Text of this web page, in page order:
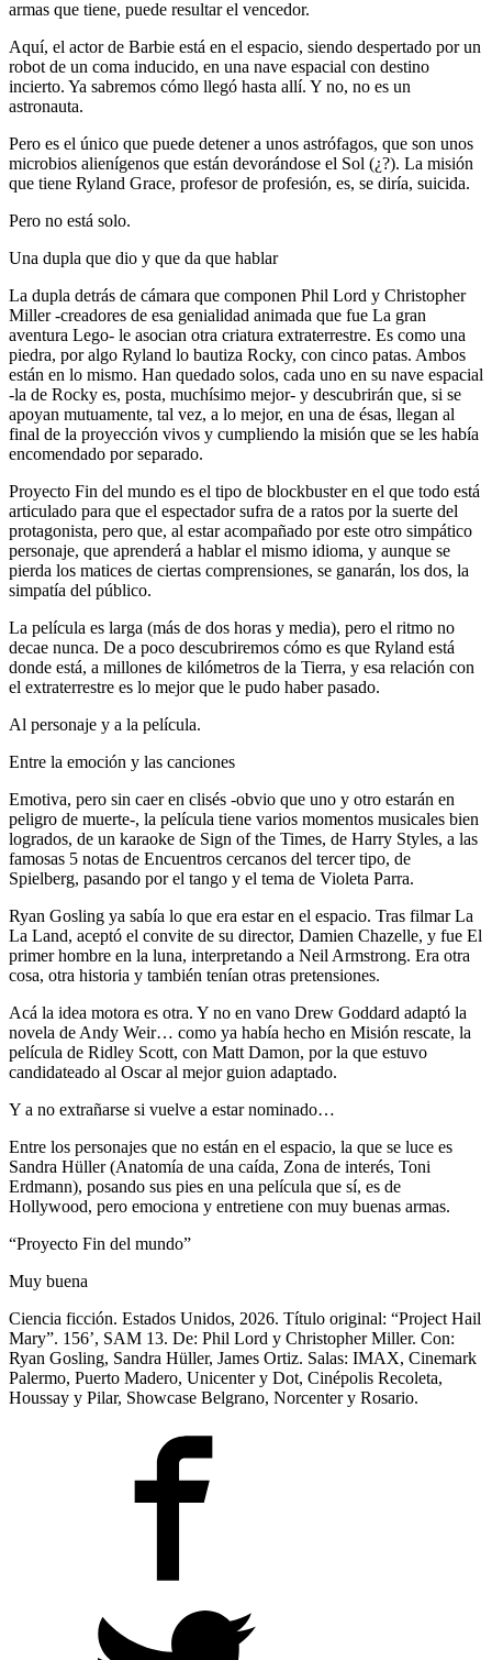
armas que tiene, puede resultar el vencedor.
Aquí, el actor de Barbie está en el espacio, siendo despertado por un
robot de un coma inducido, en una nave espacial con destino
incierto. Ya sabremos cómo llegó hasta allí. Y no, no es un
astronauta.
Pero es el único que puede detener a unos astrófagos, que son unos
microbios alienígenos que están devorándose el Sol (¿?). La misión
que tiene Ryland Grace, profesor de profesión, es, se diría, suicida.
Pero no está solo.
Una dupla que dio y que da que hablar
La dupla detrás de cámara que componen Phil Lord y Christopher
Miller -creadores de esa genialidad animada que fue La gran
aventura Lego- le asocian otra criatura extraterrestre. Es como una
piedra, por algo Ryland lo bautiza Rocky, con cinco patas. Ambos
están en lo mismo. Han quedado solos, cada uno en su nave espacial
-la de Rocky es, posta, muchísimo mejor- y descubrirán que, si se
apoyan mutuamente, tal vez, a lo mejor, en una de ésas, llegan al
final de la proyección vivos y cumpliendo la misión que se les había
encomendado por separado.
Proyecto Fin del mundo es el tipo de blockbuster en el que todo está
articulado para que el espectador sufra de a ratos por la suerte del
protagonista, pero que, al estar acompañado por este otro simpático
personaje, que aprenderá a hablar el mismo idioma, y aunque se
pierda los matices de ciertas comprensiones, se ganarán, los dos, la
simpatía del público.
La película es larga (más de dos horas y media), pero el ritmo no
decae nunca. De a poco descubriremos cómo es que Ryland está
donde está, a millones de kilómetros de la Tierra, y esa relación con
el extraterrestre es lo mejor que le pudo haber pasado.
Al personaje y a la película.
Entre la emoción y las canciones
Emotiva, pero sin caer en clisés -obvio que uno y otro estarán en
peligro de muerte-, la película tiene varios momentos musicales bien
logrados, de un karaoke de Sign of the Times, de Harry Styles, a las
famosas 5 notas de Encuentros cercanos del tercer tipo, de
Spielberg, pasando por el tango y el tema de Violeta Parra.
Ryan Gosling ya sabía lo que era estar en el espacio. Tras filmar La
La Land, aceptó el convite de su director, Damien Chazelle, y fue El
primer hombre en la luna, interpretando a Neil Armstrong. Era otra
cosa, otra historia y también tenían otras pretensiones.
Acá la idea motora es otra. Y no en vano Drew Goddard adaptó la
novela de Andy Weir… como ya había hecho en Misión rescate, la
película de Ridley Scott, con Matt Damon, por la que estuvo
candidateado al Oscar al mejor guion adaptado.
Y a no extrañarse si vuelve a estar nominado…
Entre los personajes que no están en el espacio, la que se luce es
Sandra Hüller (Anatomía de una caída, Zona de interés, Toni
Erdmann), posando sus pies en una película que sí, es de
Hollywood, pero emociona y entretiene con muy buenas armas.
“Proyecto Fin del mundo”
Muy buena
Ciencia ficción. Estados Unidos, 2026. Título original: “Project Hail
Mary”. 156’, SAM 13. De: Phil Lord y Christopher Miller. Con:
Ryan Gosling, Sandra Hüller, James Ortiz. Salas: IMAX, Cinemark
Palermo, Puerto Madero, Unicenter y Dot, Cinépolis Recoleta,
Houssay y Pilar, Showcase Belgrano, Norcenter y Rosario.